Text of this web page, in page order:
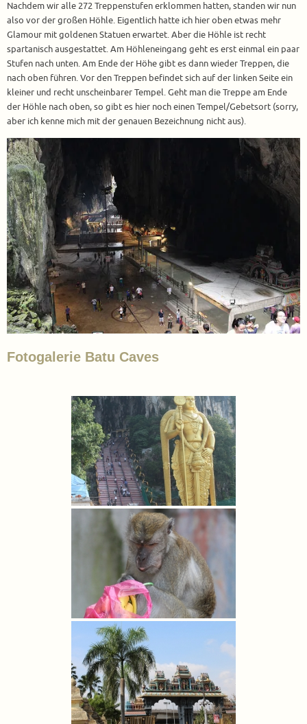
Nachdem wir alle 272 Treppenstufen erklommen hatten, standen wir nun
also vor der großen Höhle. Eigentlich hatte ich hier oben etwas mehr
Glamour mit goldenen Statuen erwartet. Aber die Höhle ist recht
spartanisch ausgestattet. Am Höhleneingang geht es erst einmal ein paar
Stufen nach unten. Am Ende der Höhe gibt es dann wieder Treppen, die
nach oben führen. Vor den Treppen befindet sich auf der linken Seite ein
kleiner und recht unscheinbarer Tempel. Geht man die Treppe am Ende
der Höhle nach oben, so gibt es hier noch einen Tempel/Gebetsort (sorry,
aber ich kenne mich mit der genauen Bezeichnung nicht aus).
Fotogalerie Batu Caves